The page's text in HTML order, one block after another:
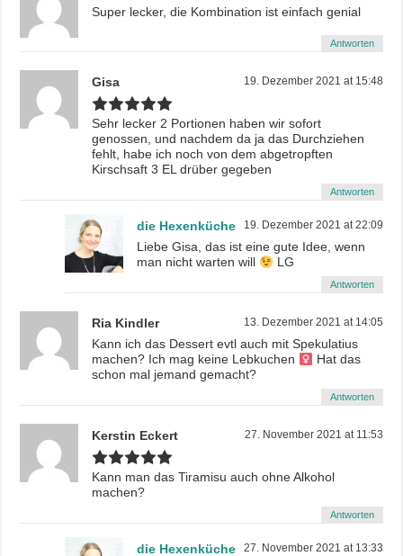
Super lecker, die Kombination ist einfach genial
Antworten
Gisa 19. Dezember 2021 at 15:48
Sehr lecker 2 Portionen haben wir sofort
genossen, und nachdem da ja das Durchziehen
fehlt, habe ich noch von dem abgetropften
Kirschsaft 3 EL drüber gegeben
Antworten
die Hexenküche 19. Dezember 2021 at 22:09
Liebe Gisa, das ist eine gute Idee, wenn
man nicht warten will
LG
Antworten
Ria Kindler 13. Dezember 2021 at 14:05
Kann ich das Dessert evtl auch mit Spekulatius
machen? Ich mag keine Lebkuchen ‍
Hat das
schon mal jemand gemacht?
Antworten
Kerstin Eckert 27. November 2021 at 11:53
Kann man das Tiramisu auch ohne Alkohol
machen?
Antworten
die Hexenküche 27. November 2021 at 13:33